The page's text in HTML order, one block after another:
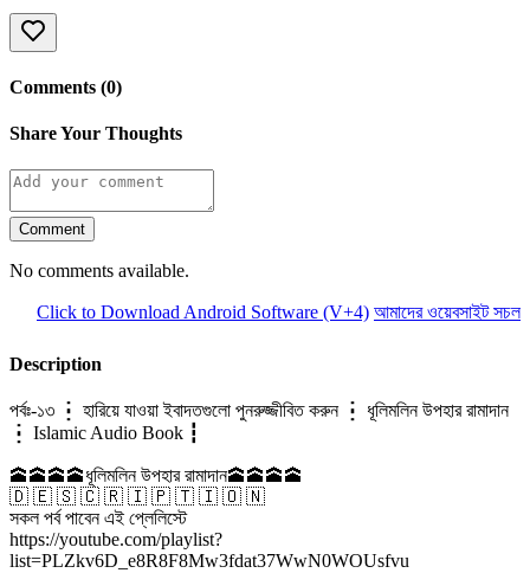
Comments (0)
Share Your Thoughts
Comment
No comments available.
Click to Download Android Software (V+4) আমাদের ওয়েবসাইট সচল
Description
পর্বঃ-১৩ ┇ হারিয়ে যাওয়া ইবাদতগুলো পুনরুজ্জীবিত করুন ┇ ধূলিমলিন উপহার রামাদান
┇ Islamic Audio Book ┇
🕋🕋🕋🕋ধূলিমলিন উপহার রামাদান🕋🕋🕋🕋
🇩 🇪 🇸 🇨 🇷 🇮 🇵 🇹 🇮 🇴 🇳
সকল পর্ব পাবেন এই প্লেলিস্টে
https://youtube.com/playlist?
list=PLZkv6D_e8R8F8Mw3fdat37WwN0WOUsfvu